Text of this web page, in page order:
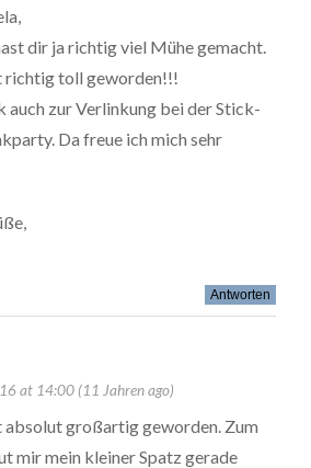
dir ja richtig viel Mühe gemacht.
richtig toll geworden!!!
auch zur Verlinkung bei der Stick-
Da freue ich mich sehr
Antworten
at 14:00 (11 Jahren ago)
absolut großartig geworden. Zum
mir mein kleiner Spatz gerade